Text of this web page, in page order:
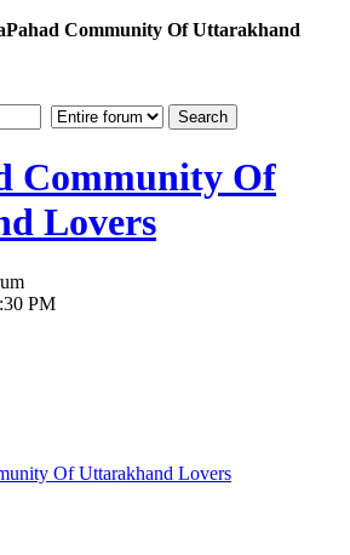
Community Of Uttarakhand
Community Of
Lovers
PM
Of Uttarakhand Lovers